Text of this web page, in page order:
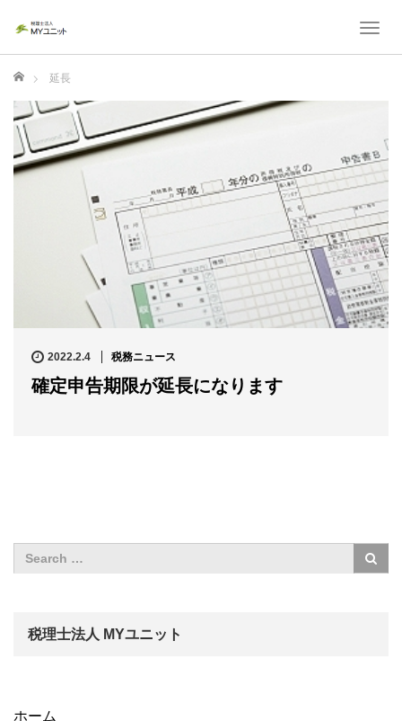
T
n
a
v
i
g
a
t
i
o
n
ホーム 延長
2022.2.4 税務ニュース
確定申告期限が延長になります
税理士法人 MYユニット
ホーム